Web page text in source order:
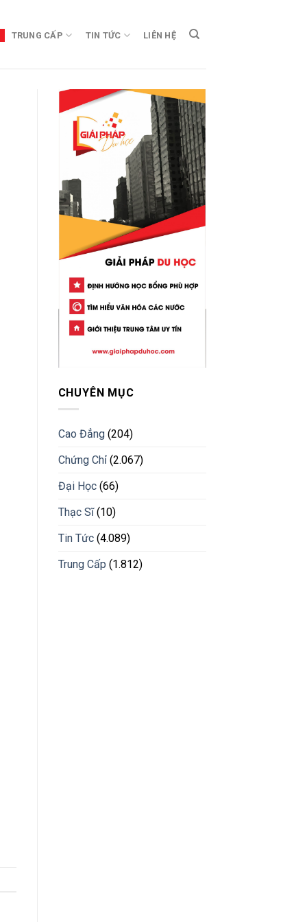
TRUNG CẤP TIN TỨC LIÊN HỆ
CHUYÊN MỤC
Cao Đẳng(204)
Chứng Chỉ(2.067)
Đại Học(66)
Thạc Sĩ(10)
Tin Tức(4.089)
Trung Cấp (1.812)